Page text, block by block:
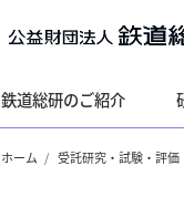
鉄道総研のご紹介
ホーム 受託研究・試験・評価